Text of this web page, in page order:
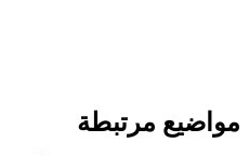
مواضيع مرتبطة